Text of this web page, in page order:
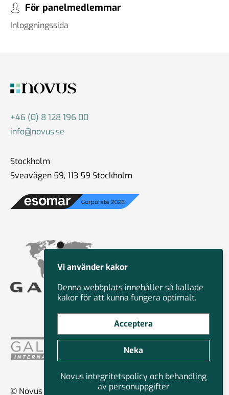
För panelmedlemmar
Inloggningssida
+46 (0) 8 128 196 00
info@novus.se
Stockholm
Sveavägen 59, 113 59 Stockholm
© Novus Group International 2026
Vi använder kakor
Denna webbplats innehåller så kallade
kakor för att kunna fungera optimalt.
Acceptera
Neka
Novus integritetspolicy och behandling
av personuppgifter